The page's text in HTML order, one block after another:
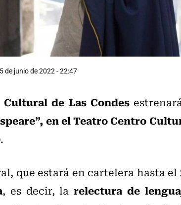
de junio de 2022 - 22:47
de Las Condes
en el Teatro Centro
.
que estará en cartelera hasta el
, es decir, larelectura de